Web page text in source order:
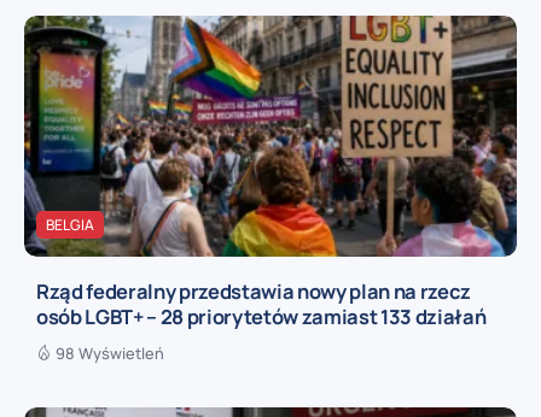
BELGIA
Rząd federalny przedstawia nowy plan na rzecz
osób LGBT+ – 28 priorytetów zamiast 133 działań
98 Wyświetleń